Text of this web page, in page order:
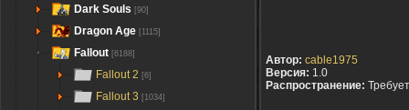
Dark Souls [90]
Dragon Age [1115]
Fallout [6188]
Fallout 2 [6]
Fallout 3 [1034]
Автор: cable1975
Версия: 1.0
Распространение: